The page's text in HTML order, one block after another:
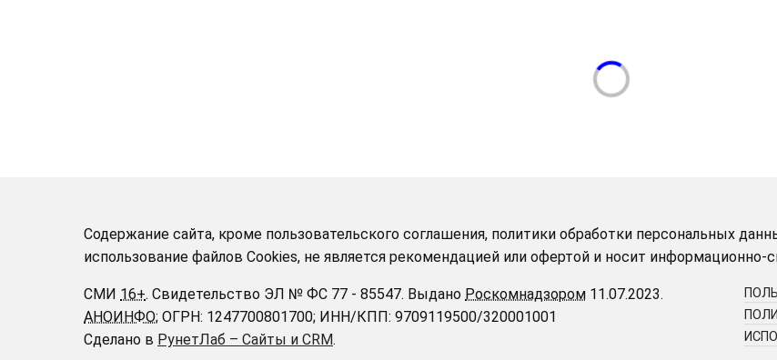
Содержание сайта, кроме пользовательского соглашения, политики обработки персональных
использование файлов Cookies, не является рекомендацией или офертой и носит информационно-
СМИ 16+. Свидетельство ЭЛ № ФС 77 - 85547. Выдано Роскомнадзором 11.07.2023.
АНОИНФО; ОГРН: 1247700801700; ИНН/КПП: 9709119500/320001001
Сделано в РунетЛаб – Сайты и CRM.